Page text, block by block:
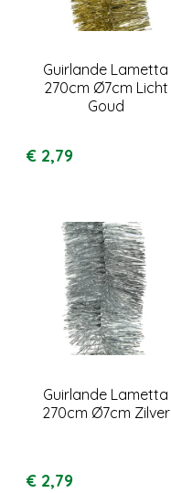
Guirlande Lametta
270cm Ø7cm Licht
Goud
€ 2,79
Guirlande Lametta
270cm Ø7cm Zilver
€ 2,79